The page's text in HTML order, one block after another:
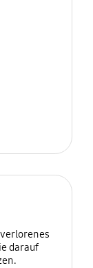
darauf